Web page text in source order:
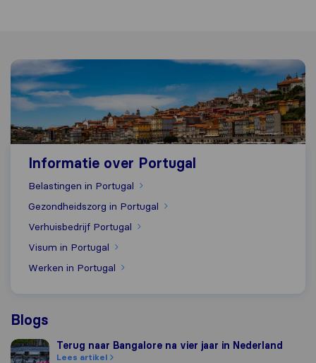
Informatie over Portugal
Informatie over Portugal
Belastingen in Portugal
Gezondheidszorg in Portugal
Verhuisbedrijf Portugal
Visum in Portugal
Werken in Portugal
Blogs
Terug naar Bangalore na vier jaar in Nederland
Terug naar Bangalore na vier jaar in Nederland
Lees artikel